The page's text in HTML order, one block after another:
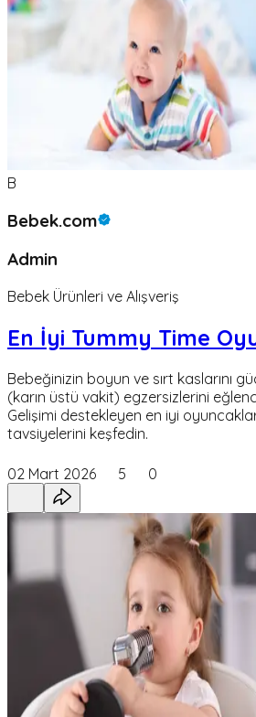
B
Bebek.com
Admin
Bebek Ürünleri ve Alışveriş
En İyi Tummy Time
Bebeğinizin boyun ve sırt kaslarını
(karın üstü vakit) egzersizlerini
Gelişimi destekleyen en iyi
tavsiyelerini keşfedin.
02 Mart 2026 5 0